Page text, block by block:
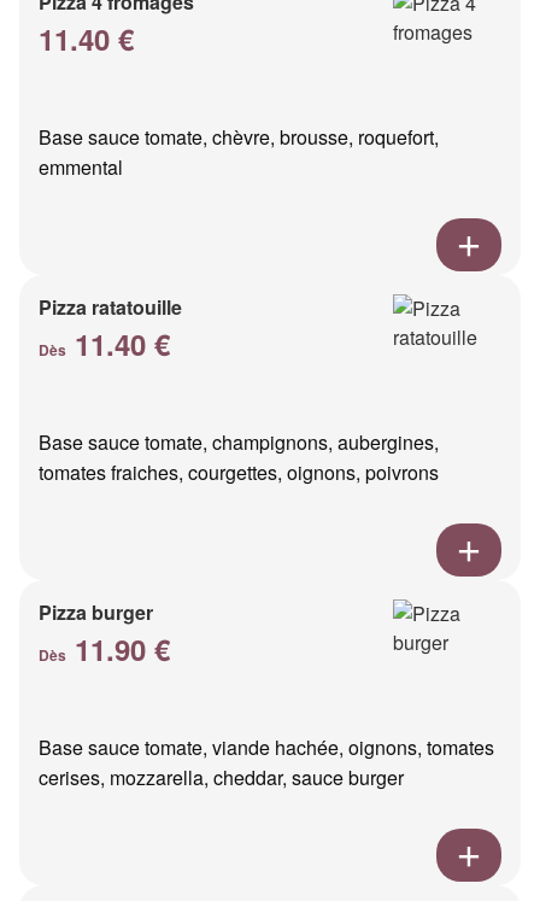
11.40 €
Base sauce tomate, chèvre, brousse, roquefort,
emmental
Pizza ratatouille
Dès 11.40 €
Base sauce tomate, champignons, aubergines,
tomates fraiches, courgettes, oignons, poivrons
Pizza burger
Dès 11.90 €
Base sauce tomate, viande hachée, oignons, tomates
cerises, mozzarella, cheddar, sauce burger